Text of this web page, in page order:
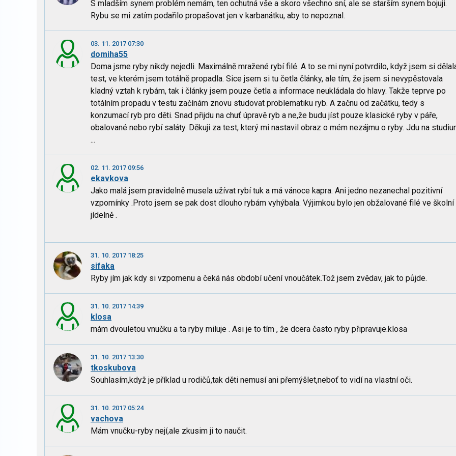
S mladším synem problém nemám, ten ochutná vše a skoro všechno sní, ale se starším synem bojuji.
Rybu se mi zatím podařilo propašovat jen v karbanátku, aby to nepoznal.
03. 11. 2017 07:30
domiha55
Doma jsme ryby nikdy nejedli. Maximálně mražené rybí filé. A to se mi nyní potvrdilo, když jsem si
test, ve kterém jsem totálně propadla. Sice jsem si tu četla články, ale tím, že jsem si nevypěstovala
kladný vztah k rybám, tak i články jsem pouze četla a informace neukládala do hlavy. Takže teprve po
totálním propadu v testu začínám znovu studovat problematiku ryb. A začnu od začátku, tedy s
konzumací ryb pro děti. Snad přijdu na chuť úpravě ryb a ne,že budu jíst pouze klasické ryby v páře,
obalované nebo rybí saláty. Děkuji za test, který mi nastavil obraz o mém nezájmu o ryby. Jdu na
...
02. 11. 2017 09:56
ekavkova
Jako malá jsem pravidelně musela užívat rybí tuk a má vánoce kapra. Ani jedno nezanechal pozitivní
vzpomínky .Proto jsem se pak dost dlouho rybám vyhýbala. Výjimkou bylo jen obžalované filé ve školní
jídelně .
31. 10. 2017 18:25
sifaka
Ryby jím jak kdy si vzpomenu a čeká nás období učení vnoučátek.Tož jsem zvědav, jak to půjde.
31. 10. 2017 14:39
klosa
mám dvouletou vnučku a ta ryby miluje . Asi je to tím , že dcera často ryby připravuje.klosa
31. 10. 2017 13:30
tkoskubova
Souhlasím,když je příklad u rodičů,tak děti nemusí ani přemýšlet,neboť to vidí na vlastní oči.
31. 10. 2017 05:24
vachova
Mám vnučku-ryby nejí,ale zkusim ji to naučit.